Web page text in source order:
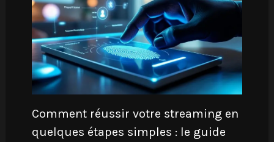
Comment réussir votre streaming en
quelques étapes simples : le guide